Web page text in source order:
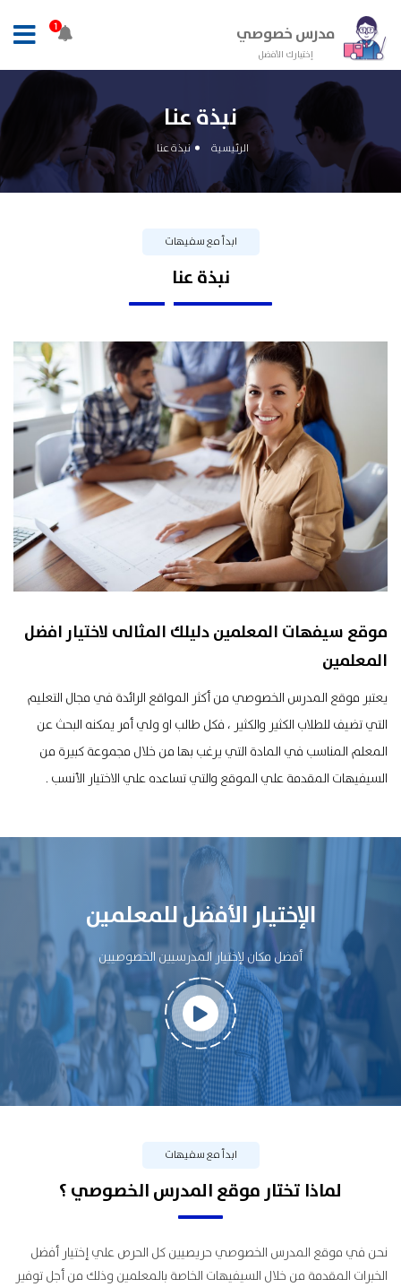
مدرس خصوصي
إختيارك الأفضل
1
نبذة عنا
الرئيسية نبذة عنا
ابدأ مع سفيهات
نبذة عنا
موقع سيفهات المعلمين دليلك المثالى لاختيار افضل
المعلمين
يعتبر موقع المدرس الخصوصي من أكثر المواقع الرائدة في مجال التعليم
التي تضيف للطلاب الكثير والكثير ، فكل طالب او ولي أمر يمكنه البحث عن
المعلم المناسب في المادة التي يرغب بها من خلال مجموعة كبيرة من
السيفيهات المقدمة علي الموقع والتي تساعده علي الاختيار الأنسب .
الإختيار الأفضل للمعلمين
أفضل مكان لإختيار المدرسيين الخصوصيين
ابدأ مع سفيهات
لماذا تختار موقع المدرس الخصوصي ؟
نحن في موقع المدرس الخصوصي حريصيين كل الحرص علي إختيار أفضل
الخبرات المقدمة من خلال السيفيهات الخاصة بالمعلمين وذلك من أجل توفير